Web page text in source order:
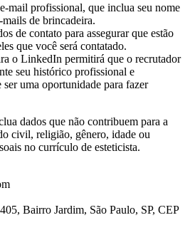
mail profissional, que inclua seu nome
de brincadeira.
de contato para assegurar que estão
que você será contatado.
o LinkedIn permitirá que o recrutador
seu histórico profissional e
ser uma oportunidade para fazer
dados que não contribuem para a
civil, religião, gênero, idade ou
no currículo de esteticista.
Bairro Jardim, São Paulo, SP, CEP